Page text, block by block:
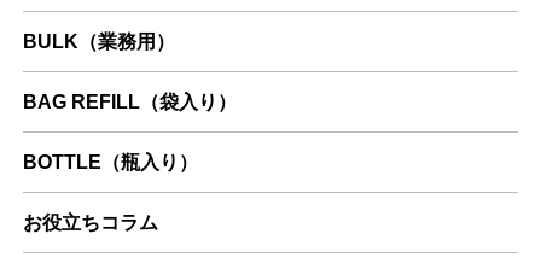
BULK（業務用）
BAG REFILL（袋入り）
BOTTLE（瓶入り）
お役立ちコラム